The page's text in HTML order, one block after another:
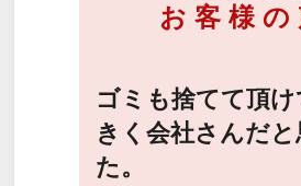
お客様の
ゴミも捨てて頂
きく会社さんだ
た。